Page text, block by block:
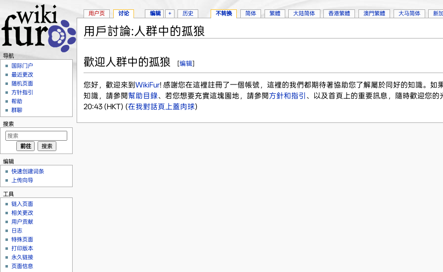
用戶討論:人群中的孤狼
歡迎人群中的孤狼 [编辑]
您好，歡迎來到 WikiFur! 感謝您在這裡註冊了一個帳號，這裡的我們都期待著協助您了解屬於同好的知識。如
知識，請參閱幫助目錄、若您想要充實這塊園地，請參閱方針和指引 、以及首頁上的重要訊息，隨時歡迎您的
20:43 (HKT) (在我對話頁上蓋肉球)
用户页 讨论 编辑 + 历史 不转换 简体 繁體 大陆简体 香港繁體 澳門繁體 大马简体 新
导航
国际门户
最近更改
随机页面
方针指引
帮助
群聊
搜索
编辑
快速创建词条
上传向导
工具
链入页面
相关更改
用户贡献
日志
特殊页面
打印版本
永久链接
页面信息